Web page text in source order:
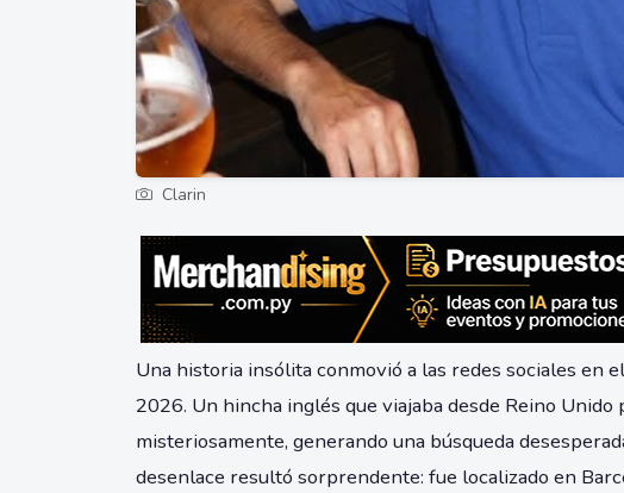
Clarin
Una historia insólita conmovió a las redes sociales en
2026. Un hincha inglés que viajaba desde Reino
misteriosamente, generando una búsqueda
desenlace resultó sorprendente: fue localizado en